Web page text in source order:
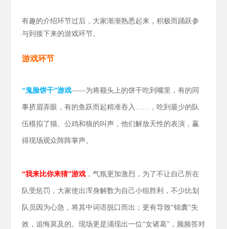
有趣的介绍环节过后，大家渐渐熟悉起来，积极而踊跃参
与到接下来的游戏环节。
游戏环节
“鬼脸饼干”游戏——为将额头上的饼干吃到嘴里，有的同
事挤眉弄眼，有的鱼跃而起精准吞入……，吃到最少的队
伍模拟了猫、公鸡和狼的叫声，他们解放天性的表演，赢
得现场观众阵阵掌声。
“我来比你来猜”游戏，气氛更加激烈，为了不让自己所在
队受惩罚，大家使出浑身解数为自己小组胜利，不少比划
队员因为心急，将其中词语脱口而出；更有导致“锦囊”失
效，追悔莫及的。现场更是涌现出一位“女诸葛”，频频答对